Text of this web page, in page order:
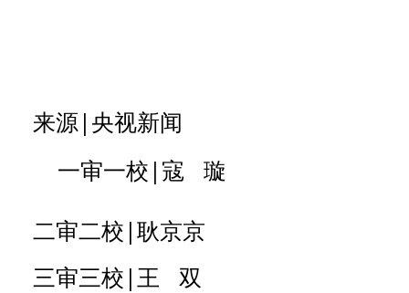
来源|央视新闻
一审一校|寇 璇
二审二校|耿京京
三审三校|王 双